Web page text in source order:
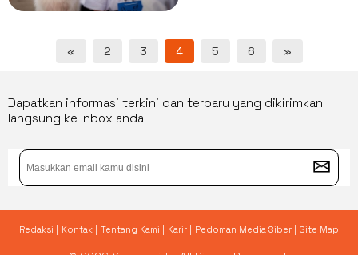
« 2 3 4 5 6 »
Dapatkan informasi terkini dan terbaru yang dikirimkan
langsung ke Inbox anda
Redaksi | Kontak | Tentang Kami | Karir | Pedoman Media Siber | Site Map